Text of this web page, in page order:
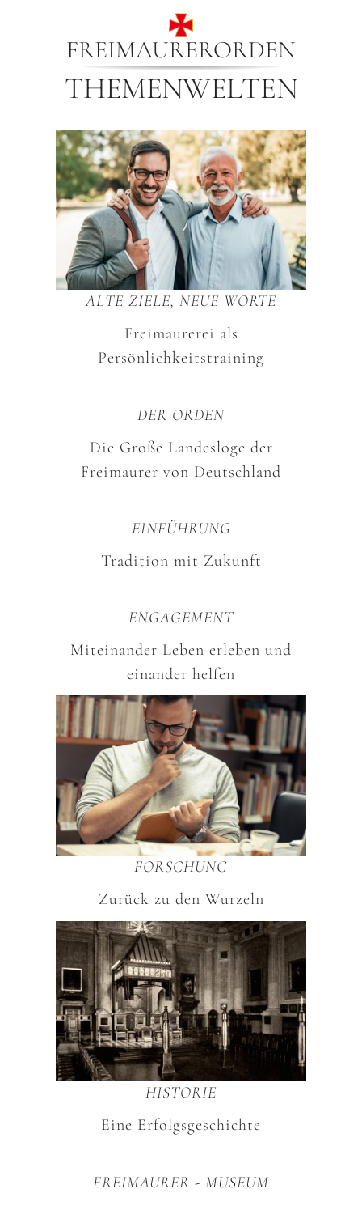
FREIMAURERORDEN
THEMENWELTEN
ALTE ZIELE, NEUE WORTE
Freimaurerei als
Persönlichkeitstraining
DER ORDEN
Die Große Landesloge der
Freimaurer von Deutschland
EINFÜHRUNG
Tradition mit Zukunft
ENGAGEMENT
Miteinander Leben erleben und
einander helfen
FORSCHUNG
Zurück zu den Wurzeln
HISTORIE
Eine Erfolgsgeschichte
FREIMAURER - MUSEUM